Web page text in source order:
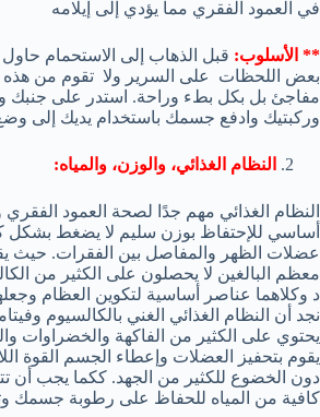
في العمود الفقري مما يؤدي إلى إيلامه
** الأسلوب: قبل الذهاب إلى الاستحمام
بعض اللحظات على السرير ولا تقوم من
مفاجئ بل بكل بطء وراحة. استدر على جنبك
وركبتيك وادفع جسمك باستخدام يديك إلى
النظام الغذائي، والوزن، والمياه:
النظام الغذائي مهم جدًا لصحة العمود
أساسي للإحتفاظ بوزن سليم لا يضغط بشكل
عضلات الظهر والمفاصل بين الفقرات. حيث
معظم البالغين لا يحصلون على الكثير من
د وكلاهما عناصر أساسية لتكوين العظام
نجد أن النظام الغذائي الغني بالكالسيوم
يحتوي على الكثير من الفاكهة والخضراوات
يقوم بتحفيز العضلات وإعطاء الجسم القوة
دون الخضوع للكثير من الجهد. ككما يجب أن
كافية من المياه للحفاظ على رطوبة جسمك